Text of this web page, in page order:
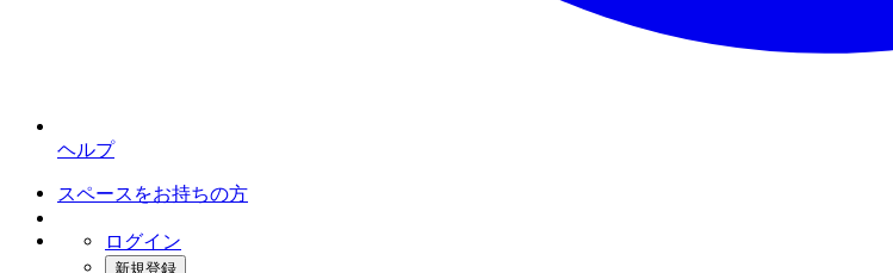
ヘルプ
スペースをお持ちの方
ログイン
新規登録